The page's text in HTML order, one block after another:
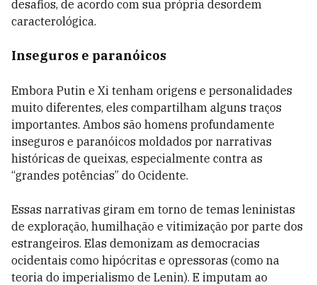
desafios, de acordo com sua própria desordem
caracterológica.
Inseguros e paranóicos
Embora Putin e Xi tenham origens e personalidades
muito diferentes, eles compartilham alguns traços
importantes. Ambos são homens profundamente
inseguros e paranóicos moldados por narrativas
históricas de queixas, especialmente contra as
“grandes potências” do Ocidente.
Essas narrativas giram em torno de temas leninistas
de exploração, humilhação e vitimização por parte dos
estrangeiros. Elas demonizam as democracias
ocidentais como hipócritas e opressoras (como na
teoria do imperialismo de Lenin). E imputam ao